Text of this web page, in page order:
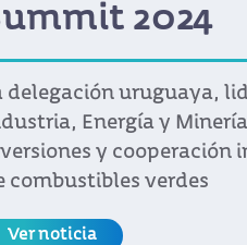
agropecuario
Con la presencia del
ministros inauguró la
agroexportadora de